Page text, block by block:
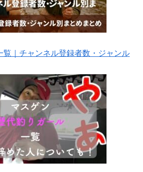
覧｜チャンネル登録者数・ジャンル